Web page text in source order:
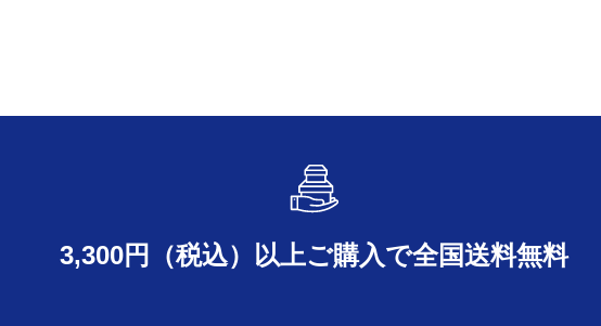
3,300円（税込）以上ご購入で全国送料無料